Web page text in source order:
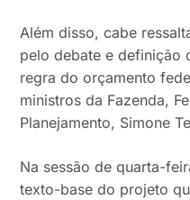
Além disso, cabe
pelo debate e definição
regra do orçamento
ministros da Fazenda,
Planejamento, Simone
Na sessão de quarta-
texto-base do projeto